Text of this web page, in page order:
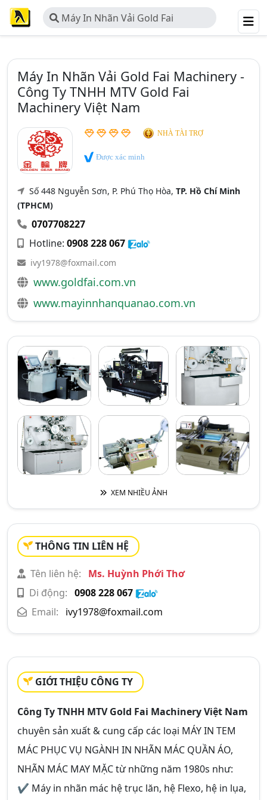
Máy In Nhãn Vải Gold Fai
Machinery - Công Ty TNHH MTV
Máy In Nhãn Vải Gold Fai Machinery -
Công Ty TNHH MTV Gold Fai
Machinery Việt Nam
NHÀ TÀI TRỢ
Được xác minh
Số 448 Nguyễn Sơn, P. Phú Thọ Hòa, TP. Hồ Chí Minh
(TPHCM)
0707708227
Hotline: 0908 228 067
ivy1978@foxmail.com
www.goldfai.com.vn
www.mayinnhanquanao.com.vn
XEM NHIỀU ẢNH
THÔNG TIN LIÊN HỆ
Tên liên hệ:
Ms. Huỳnh Phới Thơ
Di động: 0908 228 067
Email:
ivy1978@foxmail.com
GIỚI THIỆU CÔNG TY
Công Ty TNHH MTV Gold Fai Machinery Việt Nam
chuyên sản xuất & cung cấp các loại MÁY IN TEM
MÁC PHỤC VỤ NGÀNH IN NHÃN MÁC QUẦN ÁO,
NHÃN MÁC MAY MẶCtừ những năm 1980s như:
✔ Máy in nhãn mác hệ trục lăn, hệ Flexo, hệ in lụa,